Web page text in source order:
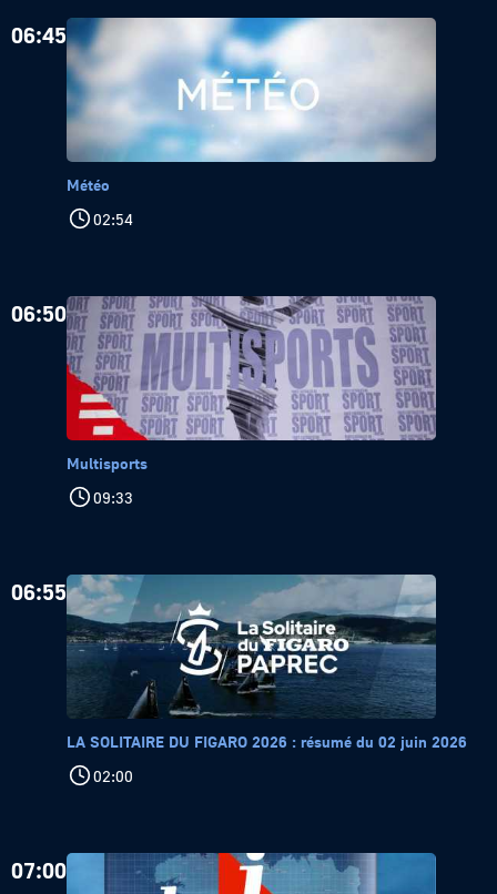
06:45
Météo
02:54
06:50
Multisports
09:33
06:55
LA SOLITAIRE DU FIGARO 2026 : résumé du 02 juin 2026
02:00
07:00